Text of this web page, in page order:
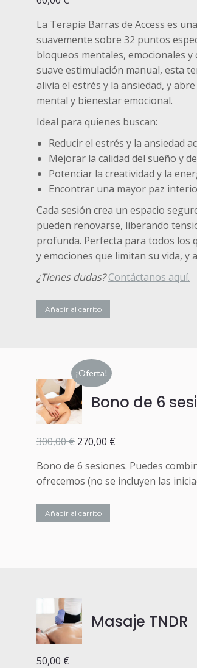
La Terapia Barras de Access es
suavemente sobre 32 puntos
bloqueos mentales, emocionales
suave estimulación manual, esta
alivia el estrés y la ansiedad, y
mental y bienestar emocional.
Ideal para quienes buscan:
Reducir el estrés y la ansiedad
Mejorar la calidad del sueño y
Potenciar la creatividad y la
Encontrar una mayor paz
Cada sesión crea un espacio
pueden renovarse, liberando
profunda. Perfecta para todos los
y emociones que limitan su vida, y
¿Tienes dudas? Contáctanos aquí.
Añadir al carrito
¡Oferta!
Bono de 6
300,00€ El
original
era:
300,00 €.
270,00 €
actual
es:
Bono de 6 sesiones. Puedes
ofrecemos (no se incluyen las
Añadir al carrito
Masaje TNDR
50,00 €